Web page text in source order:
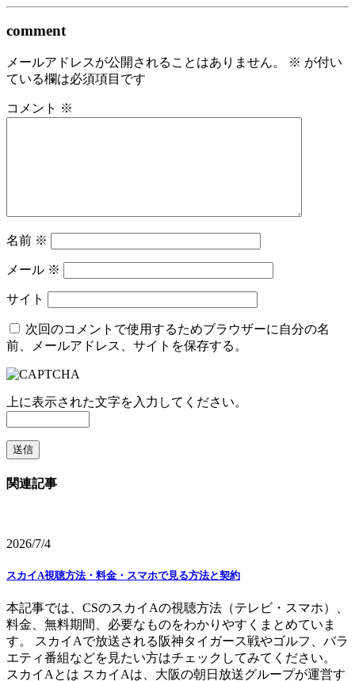
comment
メールアドレスが公開されることはありません。 ※ が付い
ている欄は必須項目です
コメント ※
名前 ※
メール ※
サイト
次回のコメントで使用するためブラウザーに自分の名
前、メールアドレス、サイトを保存する。
上に表示された文字を入力してください。
関連記事
2026/7/4
スカイA視聴方法・料金・スマホで見る方法と契約
本記事では、CSのスカイAの視聴方法（テレビ・スマホ）、
料金、無料期間、必要なものをわかりやすくまとめていま
す。 スカイAで放送される阪神タイガース戦やゴルフ、バラ
エティ番組などを見たい方はチェックしてみてください。
スカイAとは スカイAは、大阪の朝日放送グループが運営す